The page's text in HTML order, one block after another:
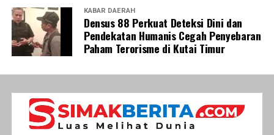
KABAR DAERAH
Densus 88 Perkuat Deteksi Dini dan
Pendekatan Humanis Cegah Penyebaran
Paham Terorisme di Kutai Timur